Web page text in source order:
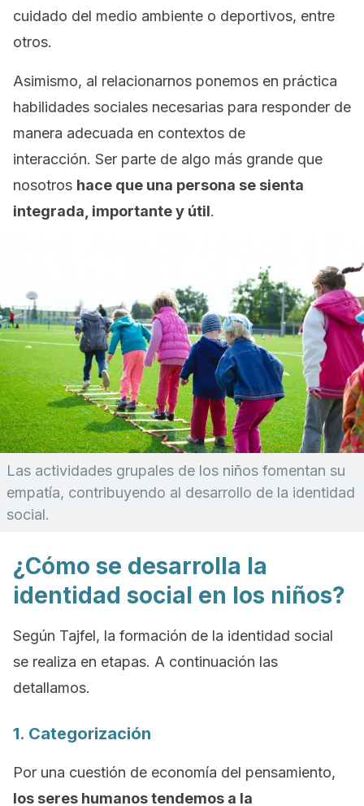
cuidado del medio ambiente o deportivos, entre
otros.
Asimismo, al relacionarnos ponemos en práctica
habilidades sociales necesarias para responder de
manera adecuada en contextos de
interacción. Ser parte de algo más grande que
nosotros hace que una persona se sienta
integrada, importante y útil.
Las actividades grupales de los niños fomentan su
empatía, contribuyendo al desarrollo de la identidad
social.
¿Cómo se desarrolla la
identidad social en los niños?
Según Tajfel, la formación de la identidad social
se realiza en etapas. A continuación las
detallamos.
1. Categorización
Por una cuestión de economía del pensamiento,
los seres humanos tendemos a la